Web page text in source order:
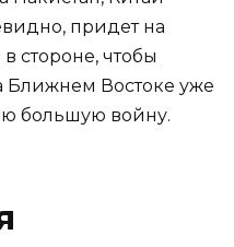
придет на
стороне, чтобы
Ближнем Востоке уже
большую войну.